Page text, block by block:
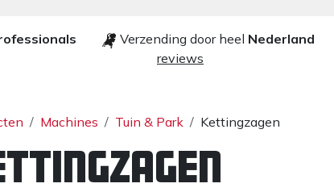
Verzending door heel Nederland
reviews​
Machines Tuin & Park Kettingzagen